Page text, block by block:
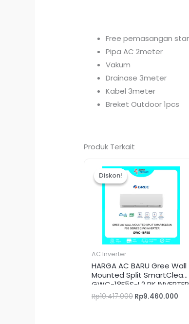
Free pemasangan
Pipa AC 2meter
Vakum
Drainase 3meter
Kabel 3meter
Breket Outdoor 1pcs
Produk Terkait
Diskon!
Diskon!
AC Inverter
HARGA AC BARU Gree Wall
Mounted Split SmartClean
GWC-18F5S-I 2 PK INVERTER
Rp10.417.000
aslinya
adalah:
Rp10.417.000.
Rp9.460.000